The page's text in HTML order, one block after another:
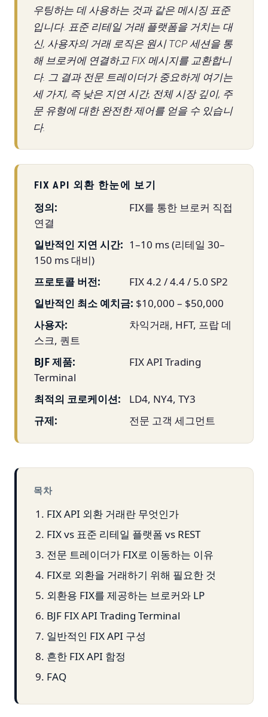
우팅하는 데 사용하는 것과 같은 메시징 표준
입니다. 표준 리테일 거래 플랫폼을 거치는 대
신, 사용자의 거래 로직은 원시 TCP 세션을 통
해 브로커에 연결하고 FIX 메시지를 교환합니
다. 그 결과 전문 트레이더가 중요하게 여기는
세 가지, 즉 낮은 지연 시간, 전체 시장 깊이, 주
문 유형에 대한 완전한 제어를 얻을 수 있습니
다.
FIX API 외환 한눈에 보기
정의:
FIX를 통한 브로커 직접
연결
일반적인 지연 시간: 1–10 ms (리테일 30–
150 ms 대비)
프로토콜 버전:
FIX 4.2 / 4.4 / 5.0 SP2
일반적인 최소 예치금: $10,000 – $50,000
사용자:
차익거래, HFT, 프랍 데
스크, 퀀트
BJF 제품:
FIX API Trading
Terminal
최적의 코로케이션:
LD4, NY4, TY3
규제:
전문 고객 세그먼트
목차
FIX API 외환 거래란 무엇인가
FIX vs 표준 리테일 플랫폼 vs REST
전문 트레이더가 FIX로 이동하는 이유
FIX로 외환을 거래하기 위해 필요한 것
외환용 FIX를 제공하는 브로커와 LP
BJF FIX API Trading Terminal
일반적인 FIX API 구성
흔한 FIX API 함정
FAQ